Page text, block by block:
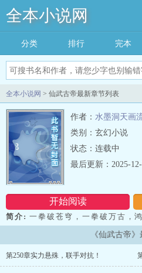
全本小说网
分类 排行 完本
全本小说网 > 仙武古帝最新章节列表
作者： 水墨洞天画
类别：玄幻小说
状态：连载中
开始阅读
最后更新：2025-
简介: 一拳破苍穹，一拳破万古，
宇，吾为帝尊，万族皆服！ ...
《仙武古帝
第250章实力悬殊，联手对抗！